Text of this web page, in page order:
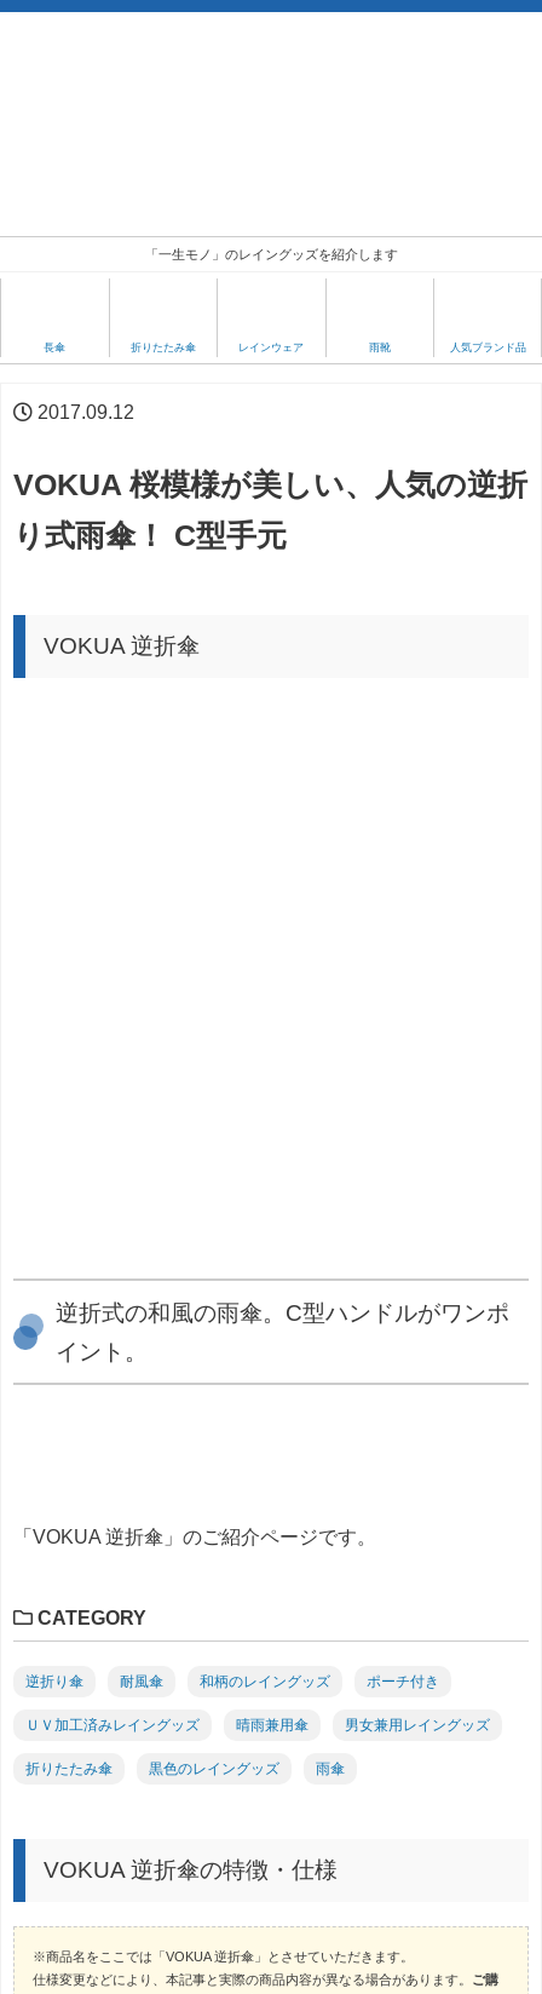
「一生モノ」のレイングッズを紹介します
長傘 折りたたみ傘 レインウェア 雨靴 人気ブランド品
2017.09.12
VOKUA 桜模様が美しい、人気の逆折
り式雨傘！ C型手元
VOKUA 逆折傘
逆折式の和風の雨傘。C型ハンドルがワンポ
イント。
「VOKUA 逆折傘」のご紹介ページです。
CATEGORY
逆折り傘 耐風傘 和柄のレイングッズ ポーチ付き
ＵＶ加工済みレイングッズ 晴雨兼用傘 男女兼用レイングッズ
折りたたみ傘 黒色のレイングッズ 雨傘
VOKUA 逆折傘の特徴・仕様
※商品名をここでは「VOKUA 逆折傘」とさせていただきます。
仕様変更などにより、本記事と実際の商品内容が異なる場合があります。 ご購